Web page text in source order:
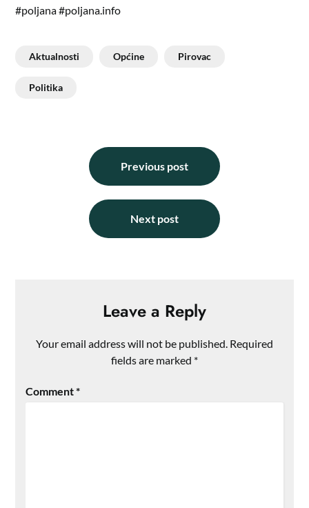
#poljana #poljana.info
Aktualnosti Općine Pirovac
Politika
Previous post
Next post
Leave a Reply
Your email address will not be published. Required
fields are marked *
Comment*